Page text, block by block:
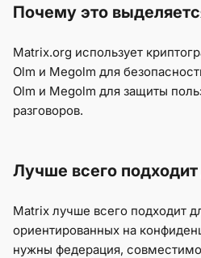
Почему это
Matrix.org использует
Olm и Megolm для
Olm и Megolm для защиты
разговоров.
Лучше всего подходит
Matrix лучше всего подходит
ориентированных на
нужны федерация,